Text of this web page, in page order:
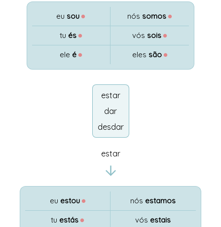
eu sou ●
tu és ●
ele é ●
nós somos ●
vós sois ●
eles são ●
estar
dar
desdar
estar
eu estou ●
tu estás ●
nós estamos
vós estais